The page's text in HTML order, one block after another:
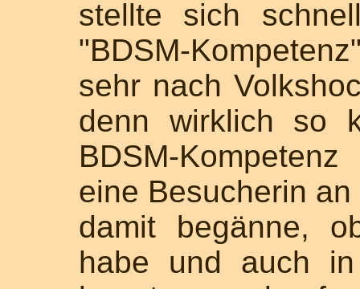
stellte sich
"BDSM-
sehr nach
denn wirklich so
BDSM-
eine Besucherin
damit begänne,
habe und auch